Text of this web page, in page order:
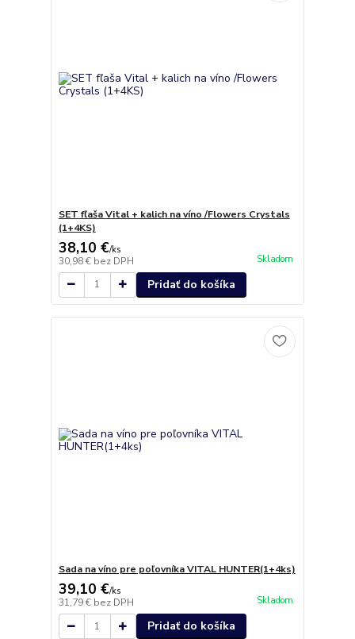
SET fľaša Vital + kalich na víno /Flowers Crystals
(1+4KS)
38,10 €/ks
30,98 € bez DPH Skladom
Pridať do košíka
Sada na víno pre poľovníka VITAL HUNTER(1+4ks)
39,10 €/ks
31,79 € bez DPH Skladom
Pridať do košíka